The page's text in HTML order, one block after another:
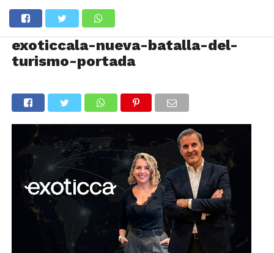
exoticcala-nueva-batalla-del-
turismo-portada